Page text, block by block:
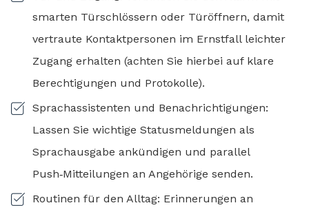
smarten Türschlössern oder Türöffnern, damit
vertraute Kontaktpersonen im Ernstfall leichter
Zugang erhalten (achten Sie hierbei auf klare
Berechtigungen und Protokolle).
Sprachassistenten und Benachrichtigungen:
Lassen Sie wichtige Statusmeldungen als
Sprachausgabe ankündigen und parallel
Push‑Mitteilungen an Angehörige senden.
Routinen für den Alltag: Erinnerungen an